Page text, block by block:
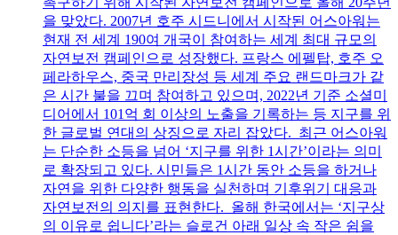
을 맞았다. 2007년 호주 시드니에서 시작된 어스아워는
현재 전 세계 190여 개국이 참여하는 세계 최대 규모의
자연보전 캠페인으로 성장했다. 프랑스 에펠탑, 호주 오
페라하우스, 중국 만리장성 등 세계 주요 랜드마크가 같
은 시간 불을 끄며 참여하고 있으며, 2022년 기준 소셜미
디어에서 101억 회 이상의 노출을 기록하는 등 지구를 위
한 글로벌 연대의 상징으로 자리 잡았다. 최근 어스아워
는 단순한 소등을 넘어 ‘지구를 위한 1시간’이라는 의미
로 확장되고 있다. 시민들은 1시간 동안 소등을 하거나
자연을 위한 다양한 행동을 실천하며 기후위기 대응과
자연보전의 의지를 표현한다. 올해 한국에서는 ‘지구상
의 이유로 쉽니다’라는 슬로건 아래 일상 속 작은 쉼을